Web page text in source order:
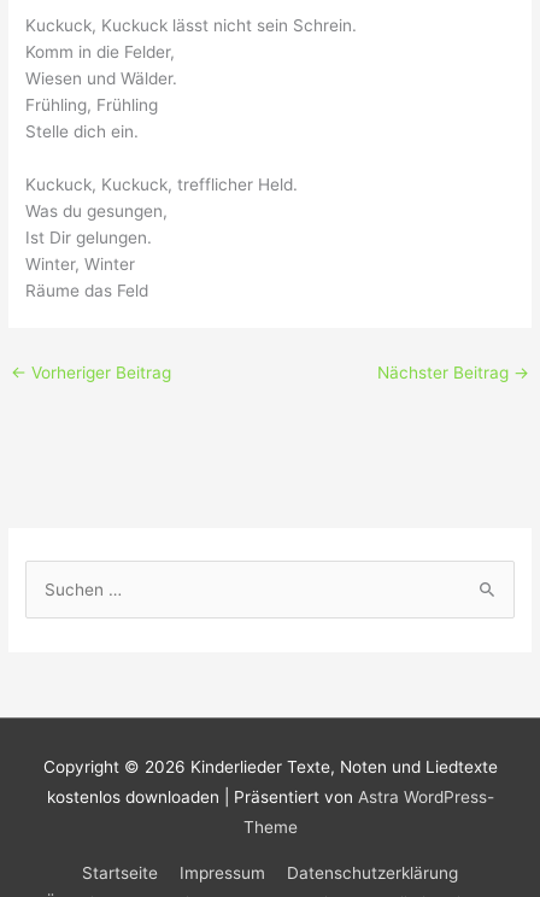
Kuckuck, Kuckuck lässt nicht sein Schrein.
Komm in die Felder,
Wiesen und Wälder.
Frühling, Frühling
Stelle dich ein.
Kuckuck, Kuckuck, trefflicher Held.
Was du gesungen,
Ist Dir gelungen.
Winter, Winter
Räume das Feld
← Vorheriger Beitrag Nächster Beitrag →
Copyright © 2026 Kinderlieder Texte, Noten und Liedtexte
kostenlos downloaden | Präsentiert von Astra WordPress-
Theme
Startseite Impressum
Datenschutzerklärung